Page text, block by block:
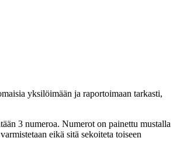
yksilöimään ja raportoimaan tarkasti,
3 numeroa. Numerot on painettu mustalla
eikä sitä sekoiteta toiseen